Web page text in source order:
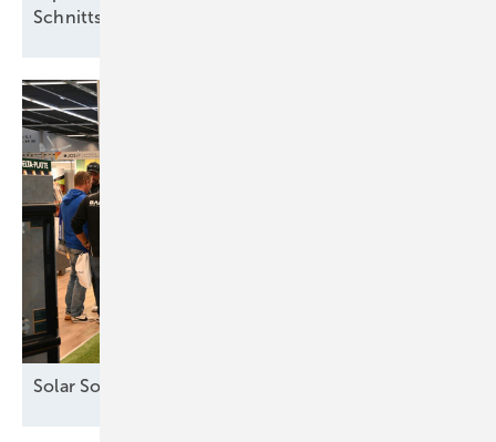
Schnittstellen sind
Solar Solutions – Erfolgreicher Auftakt in